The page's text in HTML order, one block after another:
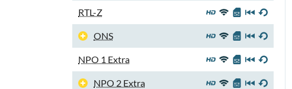
RTL-Z
ONS
NPO 1 Extra
NPO 2 Extra